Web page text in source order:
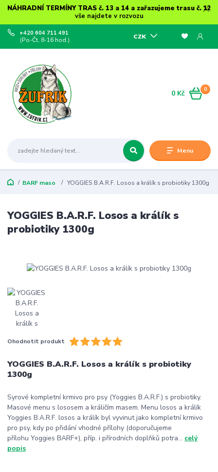
NÁHRADNÍ TERMÍNY TRAS č. 13 a 14 a zařazujeme trasu č. 12
vše najdete v rozvozu
Menu
CZK
+420 604 711 491
(Po-Čt, 8-16 hod.)
0
0 Kč
BARF maso YOGGIES B.A.R.F. Losos a králík s probiotiky 1300g
YOGGIES B.A.R.F. Losos a králík s
probiotiky 1300g
Ohodnotit produkt
YOGGIES B.A.R.F. Losos a králík s probiotiky
1300g
Syrové kompletní krmivo pro psy (Yoggies B.A.R.F.) s probiotiky.
Masové menu s lososem a králičím masem. Menu losos a králík
Yoggies B.A.R.F. losos a králík byl vyvinut jako kompletní krmivo
pro psy, kdy po přidání vhodné přílohy (doporučujeme
přílohu Yoggies BARF+), příp. i přírodních doplňků potra... celý
popis